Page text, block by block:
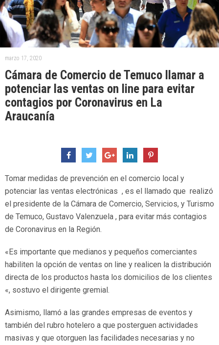
marzo 17, 2020
Cámara de Comercio de Temuco llamar a
potenciar las ventas on line para evitar
contagios por Coronavirus en La
Araucanía
Tomar medidas de prevención en el comercio local y
potenciar las ventas electrónicas , es el llamado que realizó
el presidente de la Cámara de Comercio, Servicios, y Turismo
de Temuco, Gustavo Valenzuela , para evitar más contagios
de Coronavirus en la Región.
«Es importante que medianos y pequeños comerciantes
habiliten la opción de ventas on line y realicen la distribución
directa de los productos hasta los domicilios de los clientes
«, sostuvo el dirigente gremial.
Asimismo, llamó a las grandes empresas de eventos y
también del rubro hotelero a que posterguen actividades
masivas y que otorguen las facilidades necesarias y no